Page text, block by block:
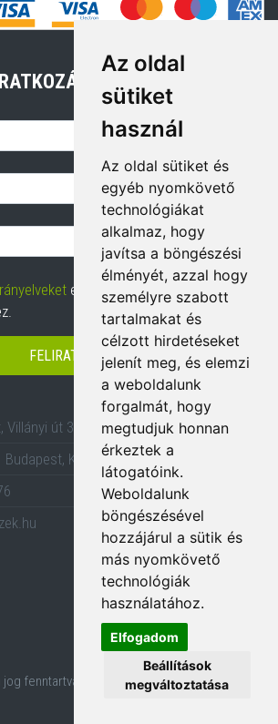
Az oldal
sütiket
használ
Az oldal sütiket és
egyéb nyomkövető
technológiákat
alkalmaz, hogy
javítsa a böngészési
élményét, azzal hogy
személyre szabott
tartalmakat és
célzott hirdetéseket
jelenít meg, és elemzi
a weboldalunk
forgalmát, hogy
megtudjuk honnan
érkeztek a
látogatóink.
Weboldalunk
böngészésével
hozzájárul a sütik és
más nyomkövető
technológiák
használatához.
Elfogadom
Beállítások
megváltoztatása
elolvastam és hozzájárulok
FELIRATKOZÁS
Villányi út 35-43.
Karinthy Frigyes út 24.
fenntartva.